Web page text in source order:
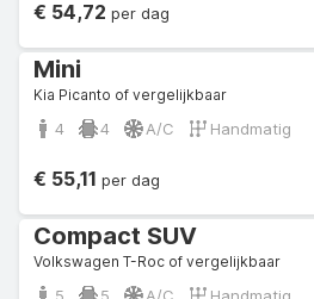
€ 54,72 per dag
Mini
Kia Picanto of vergelijkbaar
4 4 A/C Handmatig
€ 55,11 per dag
Compact SUV
Volkswagen T-Roc of vergelijkbaar